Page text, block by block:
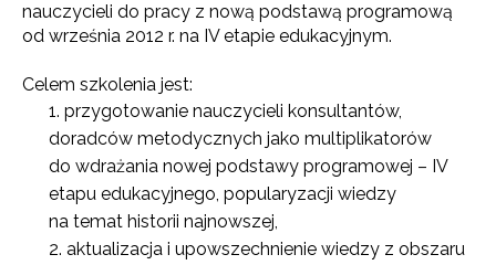
nauczycieli do pracy z nową podstawą programową
od września 2012 r. na IV etapie edukacyjnym.
Celem szkolenia jest:
przygotowanie nauczycieli konsultantów,
doradców metodycznych jako multiplikatorów
do wdrażania nowej podstawy programowej – IV
etapu edukacyjnego, popularyzacji wiedzy
na temat historii najnowszej,
aktualizacja i upowszechnienie wiedzy z obszaru